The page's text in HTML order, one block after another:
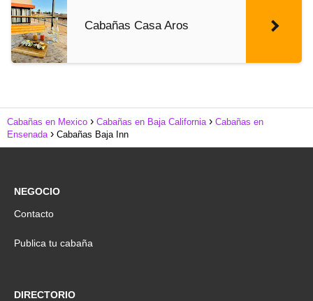
Cabañas Casa Aros
Cabañas en Mexico Cabañas en Baja California
Cabañas en
Ensenada
Cabañas Baja Inn
NEGOCIO
Contacto
Publica tu cabaña
DIRECTORIO